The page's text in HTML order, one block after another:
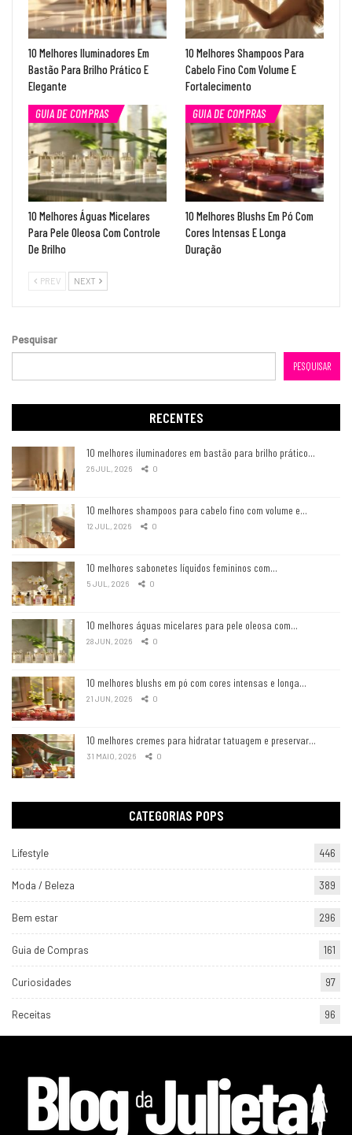
10 Melhores Iluminadores Em
Bastão Para Brilho Prático E
Elegante
10 Melhores Shampoos Para
Cabelo Fino Com Volume E
Fortalecimento
GUIA DE COMPRAS
10 Melhores Águas Micelares
Para Pele Oleosa Com Controle
De Brilho
GUIA DE COMPRAS
10 Melhores Blushs Em Pó Com
Cores Intensas E Longa
Duração
PREV NEXT
Pesquisar
PESQUISAR
RECENTES
10 melhores iluminadores em bastão para brilho prático…
26 JUL, 2026 0
10 melhores shampoos para cabelo fino com volume e…
12 JUL, 2026 0
10 melhores sabonetes líquidos femininos com…
5 JUL, 2026 0
10 melhores águas micelares para pele oleosa com…
28 JUN, 2026 0
10 melhores blushs em pó com cores intensas e longa…
21 JUN, 2026 0
10 melhores cremes para hidratar tatuagem e preservar…
31 MAIO, 2026 0
CATEGORIAS POPS
Lifestyle 446
Moda / Beleza 389
Bem estar 296
Guia de Compras 161
Curiosidades 97
Receitas 96